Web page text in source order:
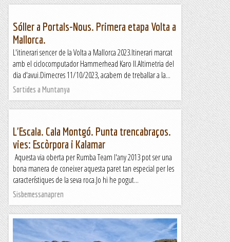
Sóller a Portals-Nous. Primera etapa Volta a
Mallorca.
L'itinerari sencer de la Volta a Mallorca 2023.Itinerari marcat
amb el ciclocomputador Hammerhead Karo II.Altimetria del
dia d'avui.Dimecres 11/10/2023, acabem de treballar a la...
Sortides a Muntanya
L'Escala. Cala Montgó. Punta trencabraços.
vies: Escòrpora i Kalamar
Aquesta via oberta per Rumba Team l'any 2013 pot ser una
bona manera de coneixer aquesta paret tan especial per les
característiques de la seva roca.Jo hi he pogut...
Sisbemessanapren